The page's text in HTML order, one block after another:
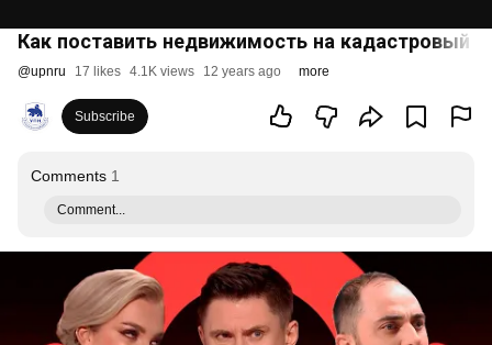
Как поставить недвижимость на кадастровый
@upnru 17 likes 4.1K views 12 years ago more
Subscribe
Comments 1
Comment...